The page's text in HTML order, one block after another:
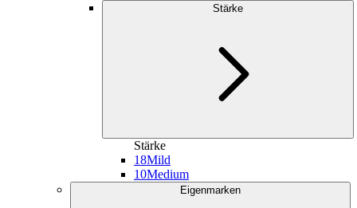
Stärke
Stärke
18Mild
10Medium
Eigenmarken